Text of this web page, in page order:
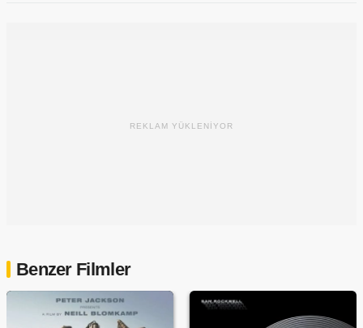
REKLAM YÜKLENİYOR
Benzer Filmler